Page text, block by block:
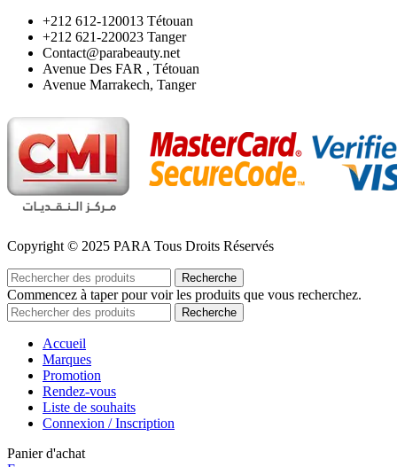
‪+212 612-120013 Tétouan
‪+212 621-220023 Tanger
Contact@parabeauty.net
Avenue Des FAR , Tétouan
Avenue Marrakech, Tanger
Copyright © 2025 PARA Tous Droits Réservés
Recherche
Commencez à taper pour voir les produits que vous recherchez.
Recherche
Accueil
Marques
Promotion
Rendez-vous
Liste de souhaits
Connexion / Inscription
Panier d'achat